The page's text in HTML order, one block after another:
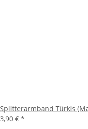
Splitterarmband Türkis
3,90 € *